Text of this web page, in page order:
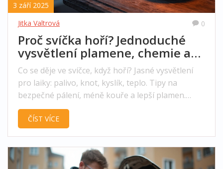
3 září 2025
Jitka Valtrová
0
Proč svíčka hoří? Jednoduché
vysvětlení plamene, chemie a
bezpečné pálení
Co se děje ve svíčce, když hoří? Jasné vysvětlení
pro laiky: palivo, knot, kyslík, teplo. Tipy na
bezpečné pálení, méně kouře a lepší plamen.
Praktické tabulky a FAQ.
ČÍST VÍCE